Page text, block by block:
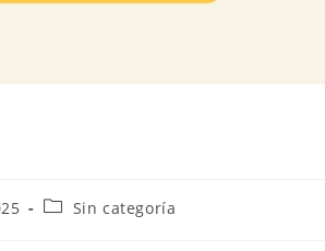
Sin categoría